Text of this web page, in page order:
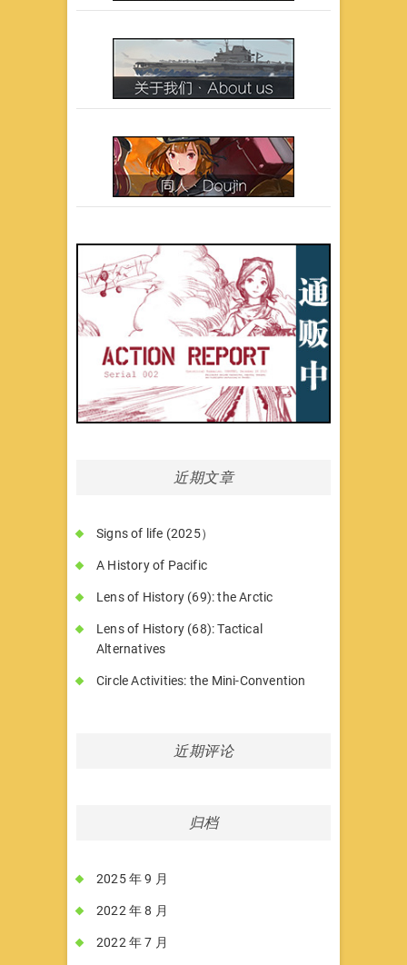
近期文章
Signs of life (2025）
A History of Pacific
Lens of History (69): the Arctic
Lens of History (68): Tactical
Alternatives
Circle Activities: the Mini-Convention
近期评论
归档
2025 年 9 月
2022 年 8 月
2022 年 7 月